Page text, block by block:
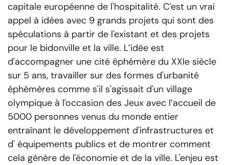
capitale européenne de l'hospitalité. C'est un vrai
appel à idées avec 9 grands projets qui sont des
spéculations à partir de l'existant et des projets
pour le bidonville et la ville. L’idée est
d'accompagner une cité éphémère du XXIe siècle
sur 5 ans, travailler sur des formes d'urbanité
éphémères comme s'il s'agissait d'un village
olympique à l'occasion des Jeux avec l’accueil de
5000 personnes venus du monde entier
entraînant le développement d'infrastructures et
d' équipements publics et de montrer comment
cela génère de l'économie et de la ville. L'enjeu est